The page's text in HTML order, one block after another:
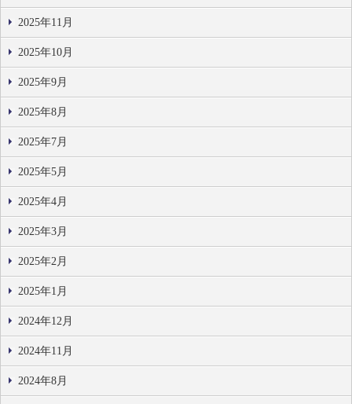
2025年11月
2025年10月
2025年9月
2025年8月
2025年7月
2025年5月
2025年4月
2025年3月
2025年2月
2025年1月
2024年12月
2024年11月
2024年8月